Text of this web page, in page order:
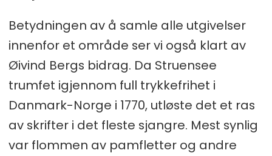
Betydningen av å samle alle utgivelser
innenfor et område ser vi også klart av
Øivind Bergs bidrag. Da Struensee
trumfet igjennom full trykkefrihet i
Danmark-Norge i 1770, utløste det et ras
av skrifter i det fleste sjangre. Mest synlig
var flommen av pamfletter og andre